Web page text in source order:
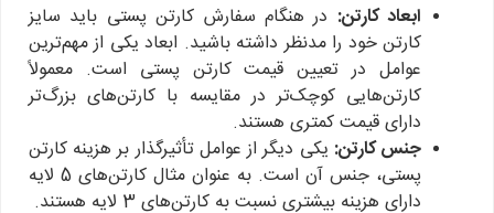
ابعاد کارتن: در هنگام سفارش کارتن پستی باید سایز
کارتن خود را مدنظر داشته باشید. ابعاد یکی از مهم‌ترین
عوامل در تعیین قیمت کارتن پستی است. معمولاً
کارتن‌هایی کوچک‌تر در مقایسه با کارتن‌های بزرگ‌تر
دارای قیمت کمتری هستند.
جنس کارتن: یکی دیگر از عوامل تأثیرگذار بر هزینه کارتن
پستی، جنس آن است. به عنوان مثال کارتن‌های 5 لایه
دارای هزینه بیشتری نسبت به کارتن‌های 3 لایه هستند.